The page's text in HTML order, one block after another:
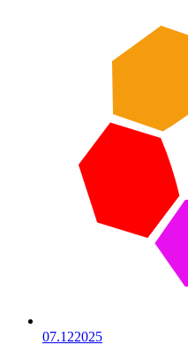
07.122025